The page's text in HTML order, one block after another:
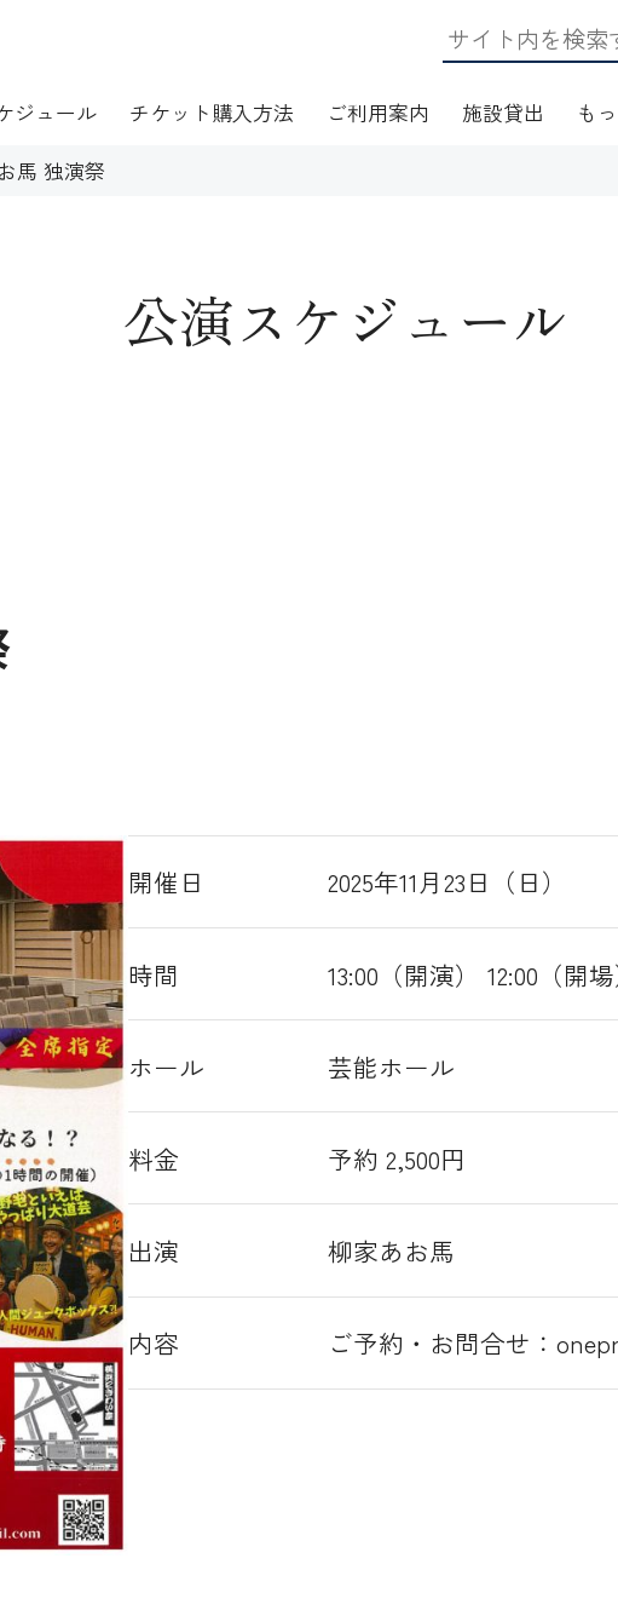
ジュール チケット購入方法 ご利用案内
・休館日・アクセス フロアマップ
施設貸出
施設資料
も
ワークショップ
馬 独演祭
公演スケジュール
開催日 2025年11月23日（日）
時間 13:00（開演） 12:00（開場
ホール 芸能ホール
料金 予約 2,500円
出演 柳家あお馬
内容 ご予約・お問合せ：